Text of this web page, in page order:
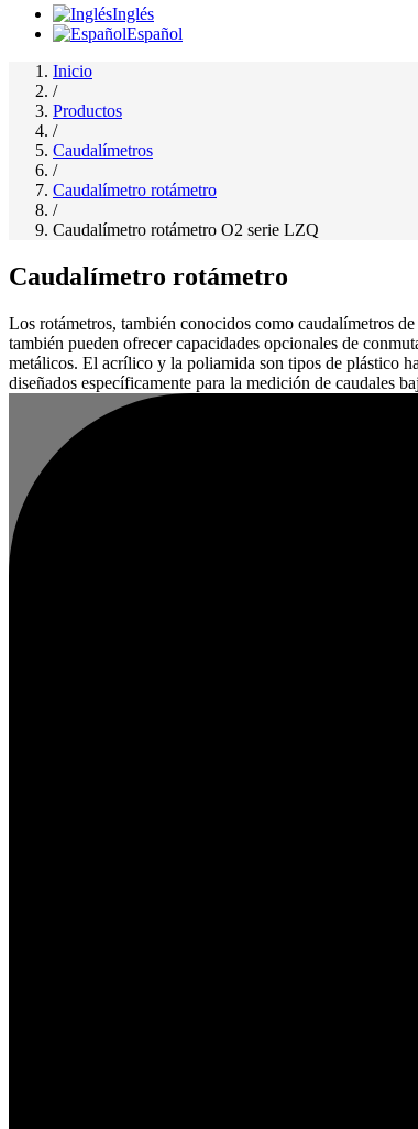
Inglés
Español
Inicio
/
Productos
/
Caudalímetros
/
Caudalímetro rotámetro
/
Caudalímetro rotámetro O2 serie LZQ
Caudalímetro rotámetro
Los rotámetros, también conocidos como caudalímetros
también pueden ofrecer capacidades opcionales de
metálicos. El acrílico y la poliamida son tipos de plástico
diseñados específicamente para la medición de caudales